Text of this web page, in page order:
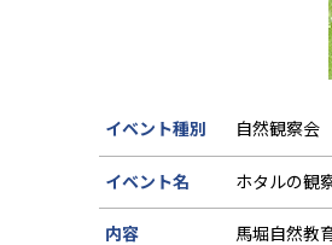
イベント種別 自然観察会
イベント名 ホタルの観
内容 馬堀自然教